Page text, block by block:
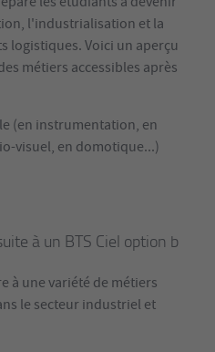
l'industrialisation et la
logistiques. Voici un aperçu
métiers accessibles après
(en instrumentation, en
visuel, en domotique...)
à un BTS Ciel option b
à une variété de métiers
le secteur industriel et